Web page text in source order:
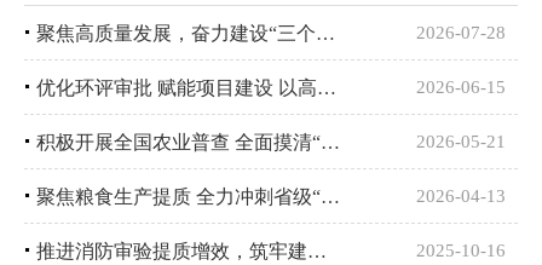
聚焦高质量发展，奋力建设“三个青化” 2026-07-28
优化环评审批 赋能项目建设 以高效环评服务助推高质量发展 2026-06-15
积极开展全国农业普查 全面摸清“三农”家底 2026-05-21
聚焦粮食生产提质 全力冲刺省级“吨粮镇” 2026-04-13
推进消防审验提质增效，筑牢建设工程 消防安全 2025-10-16